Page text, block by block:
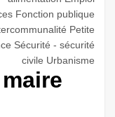
Fonction publique
Petite
Sécurité - sécurité
civile Urbanisme